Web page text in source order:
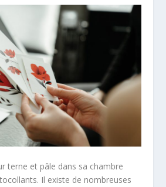
terne et pâle dans sa chambre
Il existe de nombreuses